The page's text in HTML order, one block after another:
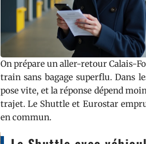
On prépare un aller-retour Calais-
train sans bagage superflu. Dans
pose vite, et la réponse dépend
trajet. Le Shuttle et Eurostar
en commun.